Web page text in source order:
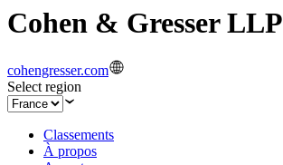
Cohen & Gresser LLP
cohengresser.com
Select region
Classements
À propos